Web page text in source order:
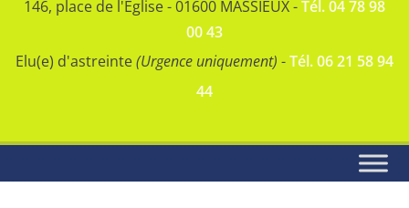
146, place de l'Eglise - 01600 MASSIEUX -Tél. 04 78 98
00 43
Elu(e) d'astreinte(Urgence uniquement) -Tél. 06 21 58 94
44